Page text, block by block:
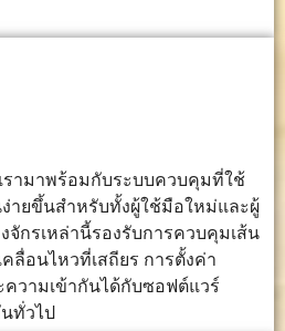
ร
กว่าโต๊ะเรา
หลาย โดย
ด้
ชัด
ว
กที่
น
มือ
ตั้ง
สามารถ
สร้างพื้นผิว
ที่เรียบเนียน
มากบนชิ้น
ส่วนที่มีราย
ละเอียดสูง
ให้แนวตัดที่
เรียบเนียน
แต่บางวัสดุ
อาจมีรอย
ความร้อน
ปรากฏให้
เรามาพร้อมกับระบบควบคุมที่ใช้
ายขึ้นสำหรับทั้งผู้ใช้มือใหม่และผู้
กรเหล่านี้รองรับการควบคุมเส้น
ลื่อนไหวที่เสถียร การตั้งค่า
วามเข้ากันได้กับซอฟต์แวร์
ทั่วไป